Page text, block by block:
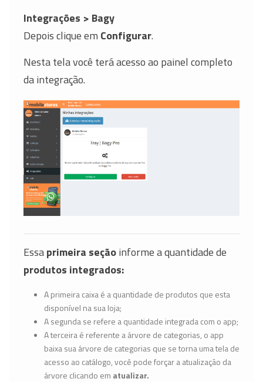
Integrações > Bagy
Depois clique em Configurar.
Nesta tela você terá acesso ao painel completo
da integração.
Essaprimeira seçãoinforme a quantidade de
produtos integrados:
A primeira caixa é a quantidade de produtos que esta
disponível na sua loja;
A segunda se refere a quantidade integrada com o app;
A terceira é referente a árvore de categorias, o app
baixa sua árvore de categorias que se torna uma tela de
acesso ao catálogo, você pode forçar a atualização da
árvore clicando em atualizar.